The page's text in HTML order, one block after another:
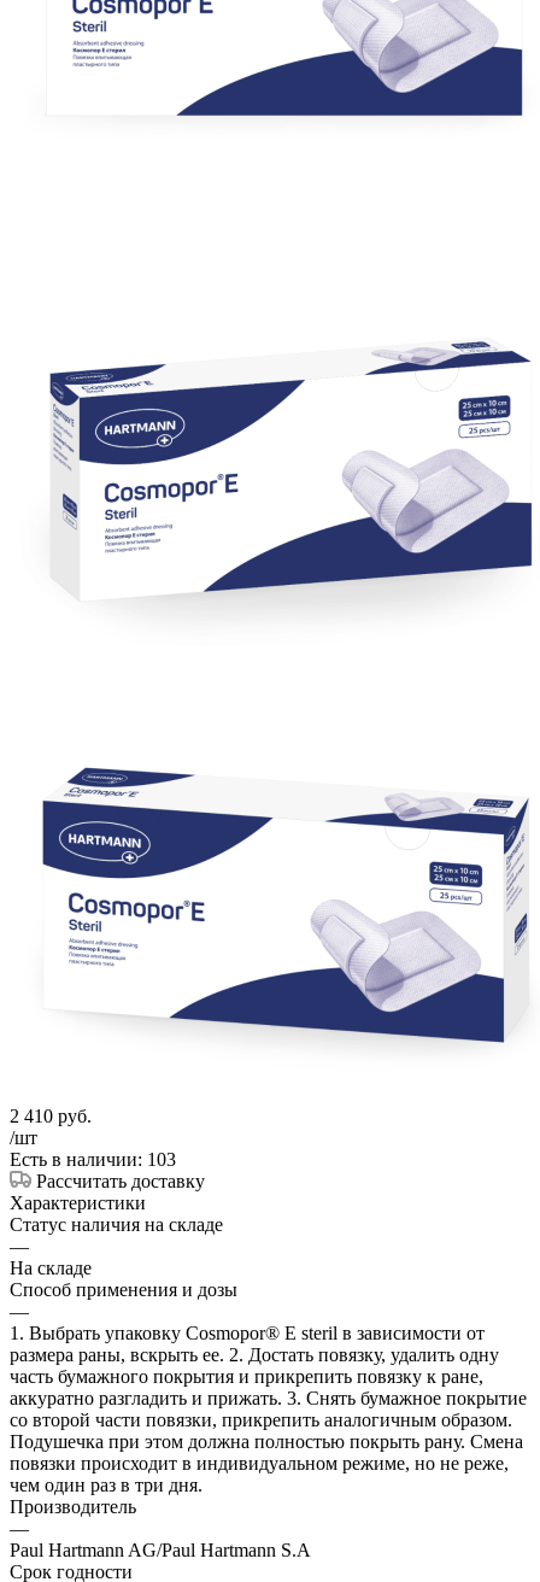
2 410 руб.
/шт
Есть в наличии: 103
Рассчитать доставку
Характеристики
Статус наличия на складе
—
На складе
Способ применения и дозы
—
1. Выбрать упаковку Cosmopor® E steril в зависимости от
размера раны, вскрыть ее. 2. Достать повязку, удалить одну
часть бумажного покрытия и прикрепить повязку к ране,
аккуратно разгладить и прижать. 3. Снять бумажное покрытие
со второй части повязки, прикрепить аналогичным образом.
Подушечка при этом должна полностью покрыть рану. Смена
повязки происходит в индивидуальном режиме, но не реже,
чем один раз в три дня.
Производитель
—
Paul Hartmann AG/Paul Hartmann S.A
Срок годности